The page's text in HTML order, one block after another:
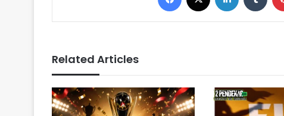
Related Articles